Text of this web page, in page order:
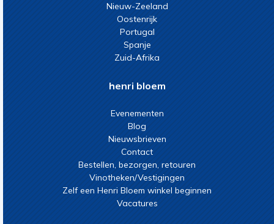
Nieuw-Zeeland
Oostenrijk
Portugal
Spanje
Zuid-Afrika
henri bloem
Evenementen
Blog
Nieuwsbrieven
Contact
Bestellen, bezorgen, retouren
Vinotheken/Vestigingen
Zelf een Henri Bloem winkel beginnen
Vacatures